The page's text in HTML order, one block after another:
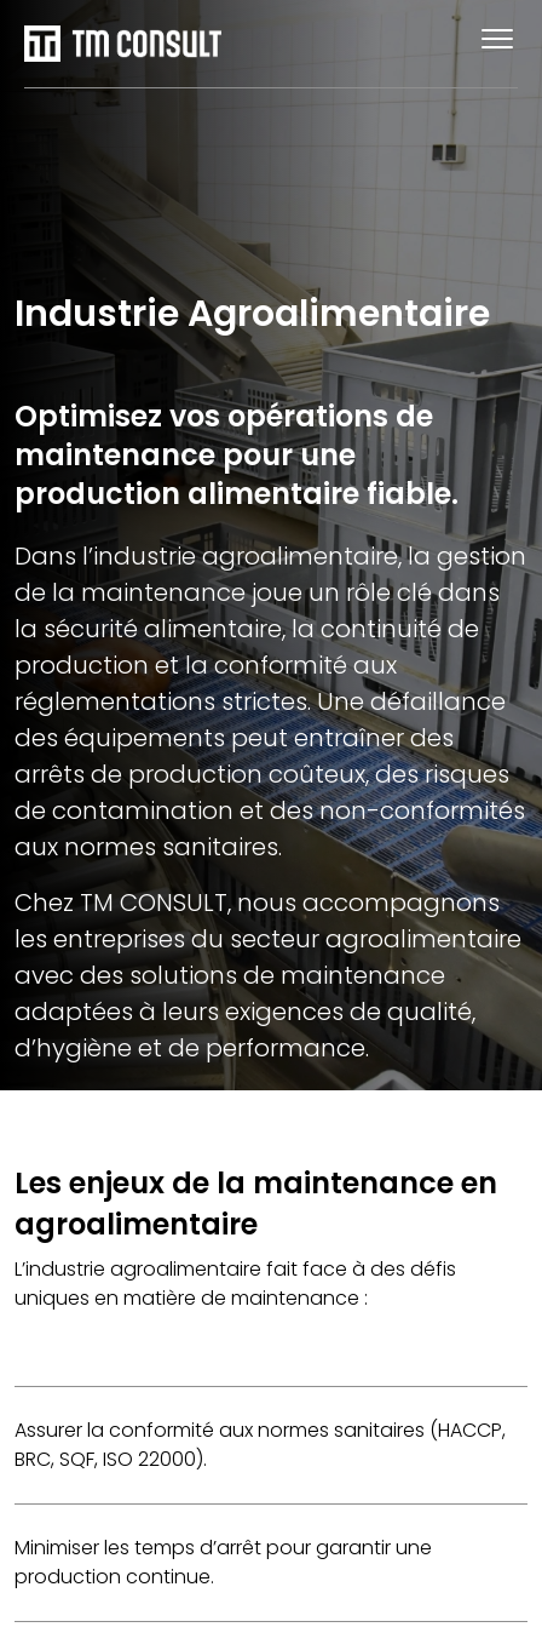
Industrie Agroalimentaire
Optimisez vos opérations de
maintenance pour une
production alimentaire fiable.
Dans l’industrie agroalimentaire, la gestion
de la maintenance joue un rôle clé dans
la sécurité alimentaire, la continuité de
production et la conformité aux
réglementations strictes. Une défaillance
des équipements peut entraîner des
arrêts de production coûteux, des risques
de contamination et des non-conformités
aux normes sanitaires.
Chez TM CONSULT, nous accompagnons
les entreprises du secteur agroalimentaire
avec des solutions de maintenance
adaptées à leurs exigences de qualité,
d’hygiène et de performance.
Les enjeux de la maintenance en
agroalimentaire
L’industrie agroalimentaire fait face à des défis
uniques en matière de maintenance :
Assurer la conformité aux normes sanitaires (HACCP,
BRC, SQF, ISO 22000).
Minimiser les temps d’arrêt pour garantir une
production continue.